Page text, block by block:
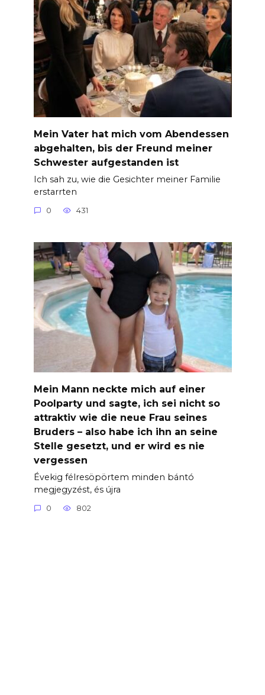
Mein Vater hat mich vom Abendessen
abgehalten, bis der Freund meiner
Schwester aufgestanden ist
Ich sah zu, wie die Gesichter meiner Familie
erstarrten
0 431
Mein Mann neckte mich auf einer
Poolparty und sagte, ich sei nicht so
attraktiv wie die neue Frau seines
Bruders – also habe ich ihn an seine
Stelle gesetzt, und er wird es nie
vergessen
Évekig félresöpörtem minden bántó
megjegyzést, és újra
0 802